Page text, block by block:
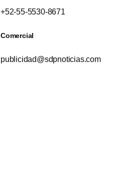
+52-55-5530-8671
Comercial
publicidad@sdpnoticias.com